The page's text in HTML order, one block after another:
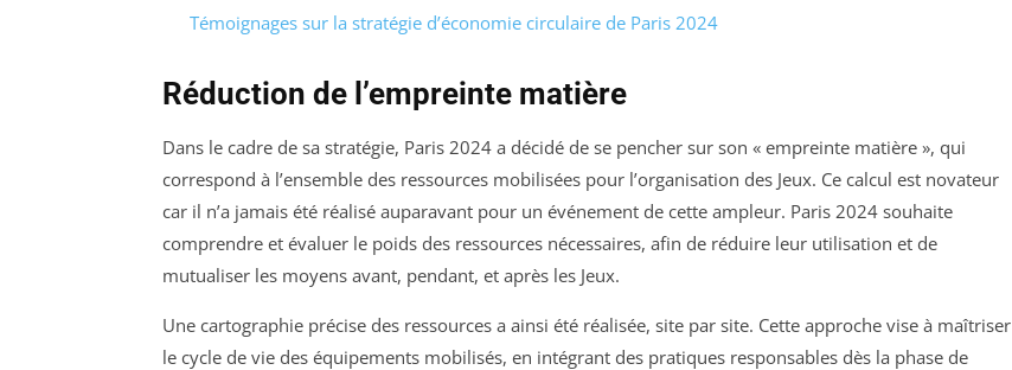
Témoignages sur la stratégie d’économie circulaire de Paris 2024
Réduction de l’empreinte matière
Dans le cadre de sa stratégie, Paris 2024 a décidé de se pencher sur son « empreinte matière », qui
correspond à l’ensemble des ressources mobilisées pour l’organisation des Jeux. Ce calcul est novateur
car il n’a jamais été réalisé auparavant pour un événement de cette ampleur. Paris 2024 souhaite
comprendre et évaluer le poids des ressources nécessaires, afin de réduire leur utilisation et de
mutualiser les moyens avant, pendant, et après les Jeux.
Une cartographie précise des ressources a ainsi été réalisée, site par site. Cette approche vise à maîtriser
le cycle de vie des équipements mobilisés, en intégrant des pratiques responsables dès la phase de